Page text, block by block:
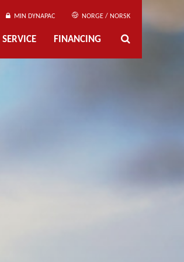
MIN DYNAPAC NORGE / NORSK
SERVICE FINANCING